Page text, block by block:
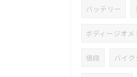
バッテリー
ボディージオメ
値段 バイク